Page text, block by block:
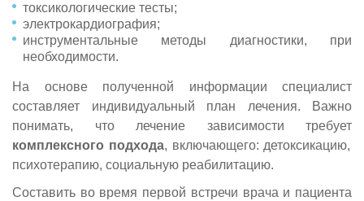
токсикологические тесты;
электрокардиография;
инструментальные методы диагностики, при
необходимости.
На основе полученной информации специалист
составляет индивидуальный план лечения. Важно
понимать, что лечение зависимости требует
комплексного подхода, включающего: детоксикацию,
психотерапию, социальную реабилитацию.
Составить во время первой встречи врача и пациента